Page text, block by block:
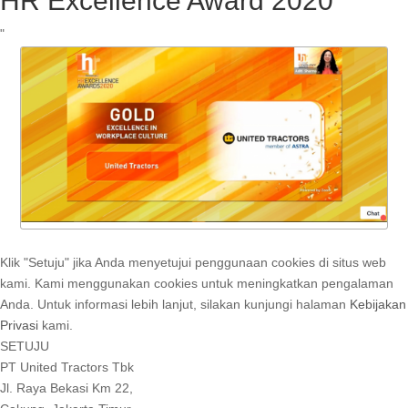
"
Klik "Setuju" jika Anda menyetujui penggunaan cookies di situs web
kami. Kami menggunakan cookies untuk meningkatkan pengalaman
Anda. Untuk informasi lebih lanjut, silakan kunjungi halaman Kebijakan
Privasi kami.
SETUJU
PT United Tractors Tbk
Jl. Raya Bekasi Km 22,